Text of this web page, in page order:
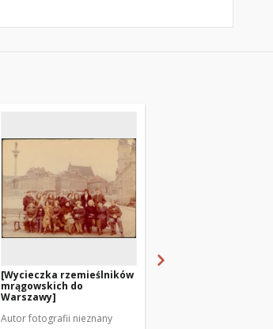
[Wycieczka rzemieślników
mrągowskich do
Warszawy]
Autor fotografii nieznany